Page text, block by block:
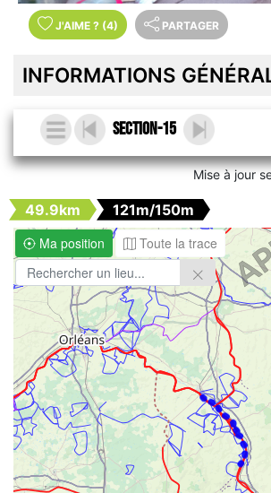
J'AIME ? (4) PARTAGER
INFORMATIONS
section-15
Mise à jour
49.9km
121m/150m
Ma position
Toute la trace